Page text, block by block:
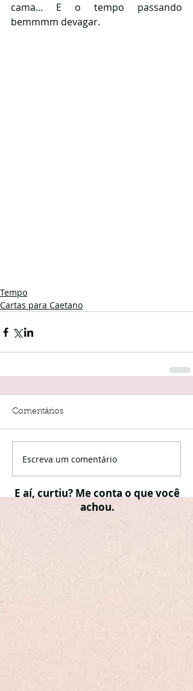
cama... E o tempo passando
bemmmm devagar.
Tempo
Cartas para Caetano
Comentários
Escreva um comentário
E aí, curtiu? Me conta o que você
achou.